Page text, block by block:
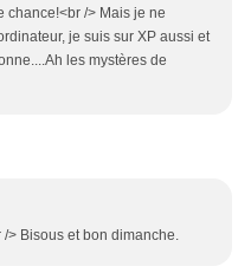
chance!<br /> Mais je ne
je suis sur XP aussi et
les mystères de
> Bisous et bon dimanche.